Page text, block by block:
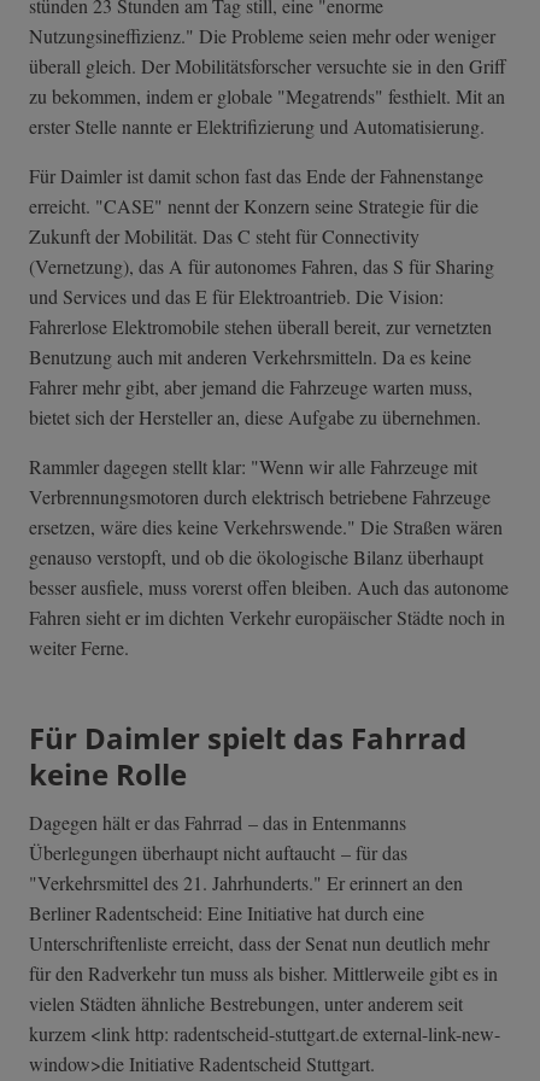
stünden 23 Stunden am Tag still, eine "enorme
Nutzungsineffizienz." Die Probleme seien mehr oder weniger
überall gleich. Der Mobilitätsforscher versuchte sie in den Griff
zu bekommen, indem er globale "Megatrends" festhielt. Mit an
erster Stelle nannte er Elektrifizierung und Automatisierung.
Für Daimler ist damit schon fast das Ende der Fahnenstange
erreicht. "CASE" nennt der Konzern seine Strategie für die
Zukunft der Mobilität. Das C steht für Connectivity
(Vernetzung), das A für autonomes Fahren, das S für Sharing
und Services und das E für Elektroantrieb. Die Vision:
Fahrerlose Elektromobile stehen überall bereit, zur vernetzten
Benutzung auch mit anderen Verkehrsmitteln. Da es keine
Fahrer mehr gibt, aber jemand die Fahrzeuge warten muss,
bietet sich der Hersteller an, diese Aufgabe zu übernehmen.
Rammler dagegen stellt klar: "Wenn wir alle Fahrzeuge mit
Verbrennungsmotoren durch elektrisch betriebene Fahrzeuge
ersetzen, wäre dies keine Verkehrswende." Die Straßen wären
genauso verstopft, und ob die ökologische Bilanz überhaupt
besser ausfiele, muss vorerst offen bleiben. Auch das autonome
Fahren sieht er im dichten Verkehr europäischer Städte noch in
weiter Ferne.
Für Daimler spielt das Fahrrad
keine Rolle
Dagegen hält er das Fahrrad – das in Entenmanns
Überlegungen überhaupt nicht auftaucht – für das
"Verkehrsmittel des 21. Jahrhunderts." Er erinnert an den
Berliner Radentscheid: Eine Initiative hat durch eine
Unterschriftenliste erreicht, dass der Senat nun deutlich mehr
für den Radverkehr tun muss als bisher. Mittlerweile gibt es in
vielen Städten ähnliche Bestrebungen, unter anderem seit
kurzem <link http: radentscheid-stuttgart.de external-link-new-
window>die Initiative Radentscheid Stuttgart.